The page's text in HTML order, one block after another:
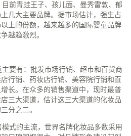
前青蛙王子、孩儿面、曼秀雷敦、郁
几大主要品牌。据市场估计，强生占
上的份额，越来越多的国际婴童品牌
越趋激烈。
要有：批发市场行销、超市和百货商
行销、药妆店行销、美容院行销和直
长。在众多的销售渠道中，现时最普
三大渠道，估计这三大渠道的化妆品
分之二。
式的主流，世界名牌化妆品多数采用